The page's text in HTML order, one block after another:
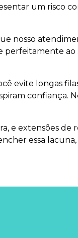
um risco
nosso
perfeitamente ao
evite longas
confiança.
e extensões de
essa